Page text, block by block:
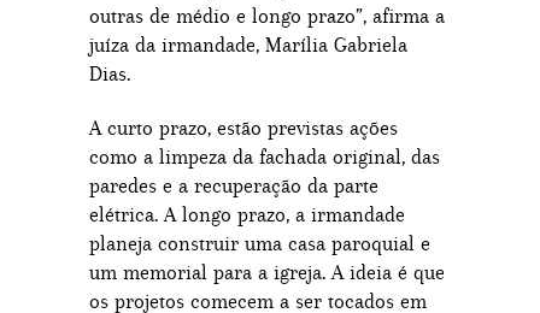
outras de médio e longo prazo”, afirma a
juíza da irmandade, Marília Gabriela
Dias.
A curto prazo, estão previstas ações
como a limpeza da fachada original, das
paredes e a recuperação da parte
elétrica. A longo prazo, a irmandade
planeja construir uma casa paroquial e
um memorial para a igreja. A ideia é que
os projetos comecem a ser tocados em